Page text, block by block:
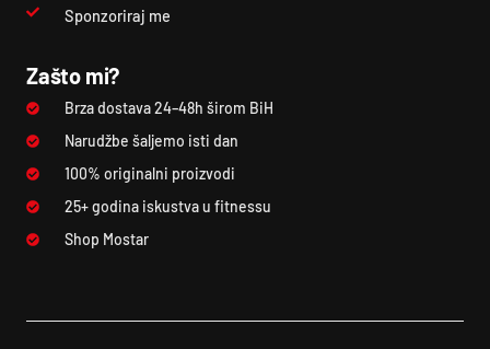
Sponzoriraj me
Zašto mi?
Brza dostava 24–48h širom BiH
Narudžbe šaljemo isti dan
100% originalni proizvodi
25+ godina iskustva u fitnessu
Shop Mostar